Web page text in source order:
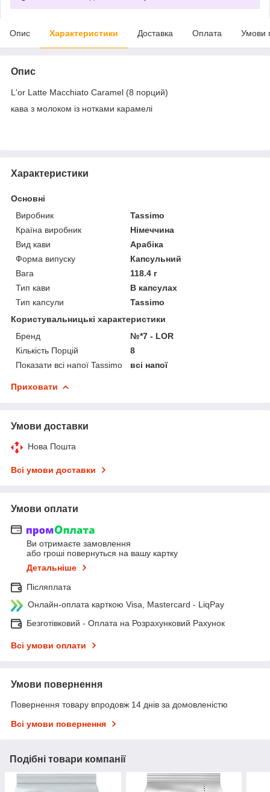
Опис Характеристики Доставка Оплата Умови
Опис
L'or Latte Macchiato Caramel (8 порций)
кава з молоком із нотками карамелі
Характеристики
Основні
Виробник
Tassimo
Країна виробник
Німеччина
Вид кави
Арабіка
Форма випуску
Капсульний
Вага
118.4 г
Тип кави
В капсулах
Тип капсули
Tassimo
Користувальницькі характеристики
Бренд
№*7 - LOR
Кількість Порцій
8
Показати всі напої Tassimo
всі напої
Приховати
Умови доставки
Нова Пошта
Всі умови доставки
Умови оплати
Ви отримаєте замовлення
або гроші повернуться на вашу картку
Детальніше
Післяплата
Онлайн-оплата карткою Visa, Mastercard - LiqPay
Безготівковий - Оплата на Розрахунковий Рахунок
Всі умови оплати
Умови повернення
Повернення товару впродовж 14 днів за домовленістю
Всі умови повернення
Подібні товари компанії